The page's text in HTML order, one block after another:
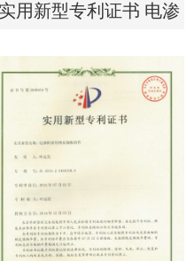
实用新型专利证书 电渗
实用新型专利证书 电渗
析器用浓水隔板组件